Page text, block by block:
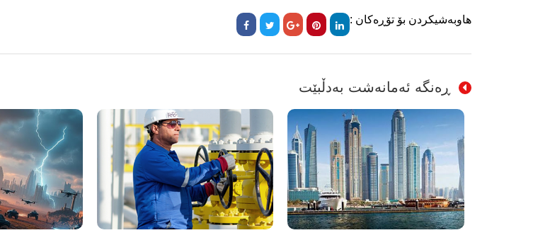
هاوبەشیکردن بۆ تۆڕەکان :
ڕەنگە ئەمانەشت بەدڵبێت